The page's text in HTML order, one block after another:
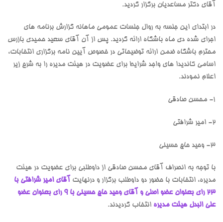
آقای دکتر مساعدیان برگزار گردید.
در ابتدای این جلسه به روال جلسات عمومی ماهانه گزارش برنامه های
اجرای شده دی ماه باشگاه ارائه گردید. پس از آن آقای سعید حمیدی بازرس
محترم باشگاه ضمن ارائه توضیحاتی در خصوص آیین نامه برگزاری انتخابات،
اسامی کاندیدا های واجد شرایط برای عضویت در هیئت مدیره را به شرح زیر
اعلام نمودند.
1- محسن صادقی
2- امیر شرافتی
3- وحید حاج حسینی
با توجه به انصراف آقای محسن صادقی از داوطلبی برای عضویت در هیئت
مدیره، انتخابات با حضور دو داوطلب برگزار و درنهایت آقای امیر شرافتی با
23 رای بعنوان عضو اصلی و آقای وحید حاج حسینی با 9 رای بعنوان عضو
علی البدل هیئت مدیره انتخاب گردیدند.